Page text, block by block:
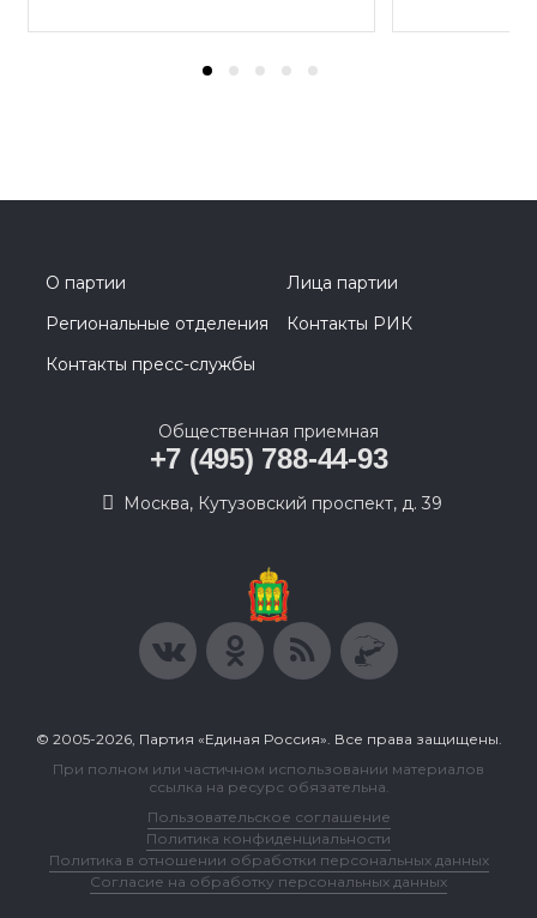
О партии
Лица партии
Региональные отделения
Контакты РИК
Контакты пресс-службы
Общественная приемная
+7 (495) 788-44-93
Москва, Кутузовский проспект, д. 39
© 2005-2026, Партия «Единая Россия». Все права защищены.
При полном или частичном использовании материалов
ссылка на ресурс обязательна.
Пользовательское соглашение
Политика конфиденциальности
Политика в отношении обработки персональных данных
Согласие на обработку персональных данных